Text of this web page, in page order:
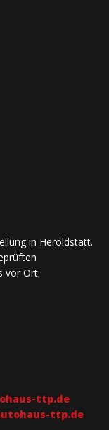
in Heroldstatt.
vor Ort.
ttp.de
ttp.de